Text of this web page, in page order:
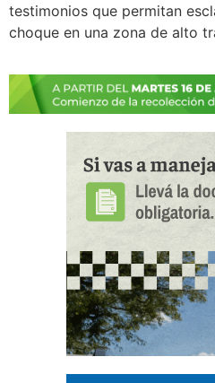
testimonios que permitan
choque en una zona de alto